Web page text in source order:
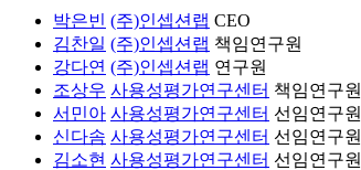
박은빈 (주)인셉션랩 CEO
김찬일 (주)인셉션랩 책임연구원
강다연 (주)인셉션랩 연구원
조상우 사용성평가연구센터 책임연구원
서민아 사용성평가연구센터 선임연구원
신다솜 사용성평가연구센터 선임연구원
김소현 사용성평가연구센터 선임연구원